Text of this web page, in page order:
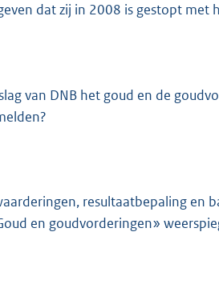
:
dat zij in 2008 is gestopt met
van DNB het goud en de
resultaatbepaling en
en goudvorderingen»